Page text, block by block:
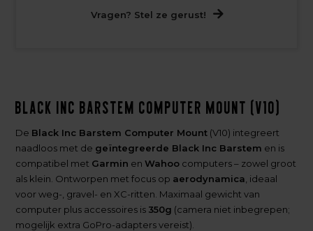
Vragen? Stel ze gerust!
Black Inc Barstem Computer Mount (V10)
De Black Inc Barstem Computer Mount (V10) integreert
naadloos met de geïntegreerde Black Inc Barstem en is
compatibel met Garmin enWahoo computers – zowel groot
als klein. Ontworpen met focus op aerodynamica , ideaal
voor weg-, gravel- en XC-ritten. Maximaal gewicht van
computer plus accessoires is 350g (camera niet inbegrepen;
mogelijk extra GoPro-adapters vereist).